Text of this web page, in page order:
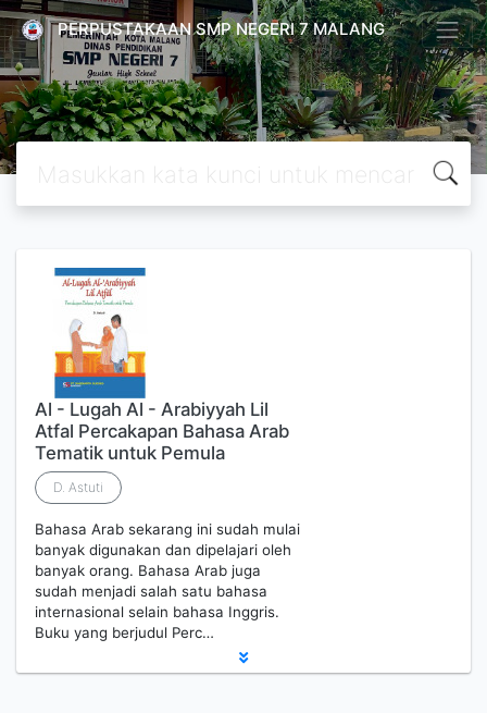
PERPUSTAKAAN SMP NEGERI 7 MALANG
Al - Lugah Al - Arabiyyah Lil
Atfal Percakapan Bahasa Arab
Tematik untuk Pemula
D. Astuti
Bahasa Arab sekarang ini sudah mulai
banyak digunakan dan dipelajari oleh
banyak orang. Bahasa Arab juga
sudah menjadi salah satu bahasa
internasional selain bahasa Inggris.
Buku yang berjudul Perc…